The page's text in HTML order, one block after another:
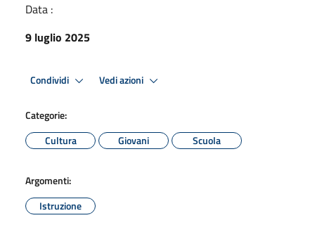
Data :
9 luglio 2025
Condividi Vedi azioni
Categorie:
Cultura
Giovani Scuola
Argomenti:
Istruzione